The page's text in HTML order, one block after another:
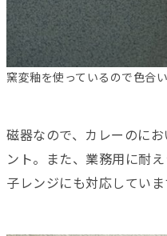
窯変釉を使っているので色合
磁器なので、カレーのに
ント。また、業務用に耐
子レンジにも対応していま